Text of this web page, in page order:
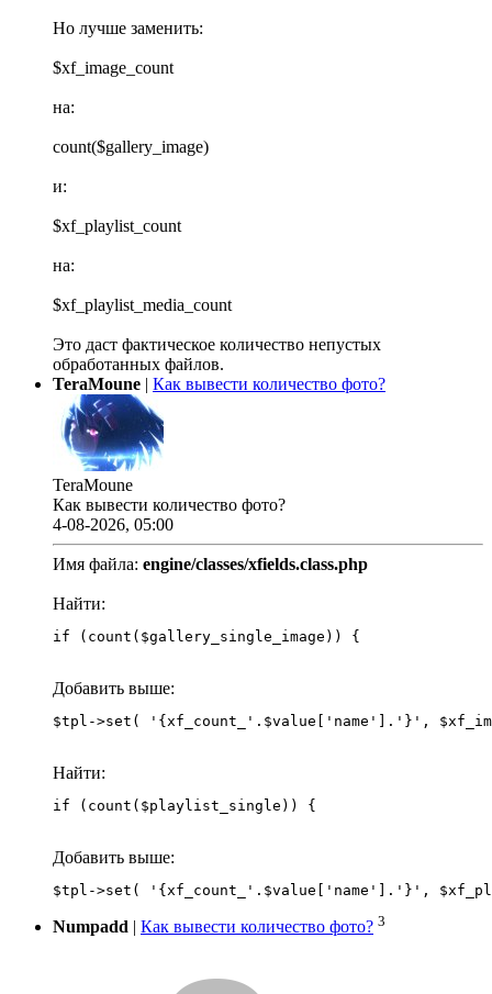
Но лучше заменить:
$xf_image_count
на:
count($gallery_image)
и:
$xf_playlist_count
на:
$xf_playlist_media_count
Это даст фактическое количество непустых
обработанных файлов.
TeraMoune | Как вывести количество фото?
TeraMoune
Как вывести количество фото?
4-08-2026, 05:00
Имя файла: engine/classes/xfields.class.php
Найти:
if (count($gallery_single_image)) {
Добавить выше:
Найти:
if (count($playlist_single)) {
Добавить выше:
Numpadd Как вывести количество фото? 3